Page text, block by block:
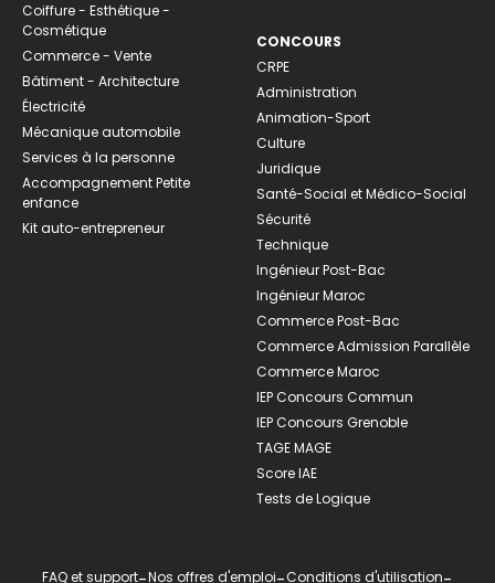
Coiffure - Esthétique -
Cosmétique
Commerce - Vente
Bâtiment - Architecture
Électricité
Mécanique automobile
Services à la personne
Accompagnement Petite
enfance
Kit auto-entrepreneur
CONCOURS
CRPE
Administration
Animation-Sport
Culture
Juridique
Santé-Social et Médico-Social
Sécurité
Technique
Ingénieur Post-Bac
Ingénieur Maroc
Commerce Post-Bac
Commerce Admission Parallèle
Commerce Maroc
IEP Concours Commun
IEP Concours Grenoble
TAGE MAGE
Score IAE
Tests de Logique
FAQ et support Nos offres d'emploi Conditions d'utilisation